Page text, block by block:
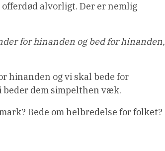
alvorligt. Der er nemlig
for hinanden og bed for hinanden,
hinanden og vi skal bede for
beder dem simpelthen væk.
Bede om helbredelse for folket?